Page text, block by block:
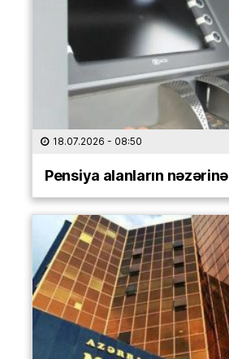
18.07.2026 - 08:50
Pensiya alanların nəzərinə